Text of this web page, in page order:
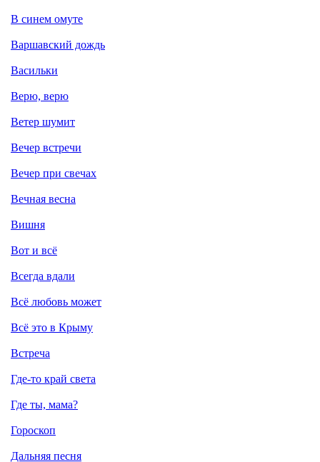
В синем омуте
Варшавский дождь
Васильки
Верю, верю
Ветер шумит
Вечер встречи
Вечер при свечах
Вечная весна
Вишня
Вот и всё
Всегда вдали
Всё любовь может
Всё это в Крыму
Встреча
Где-то край света
Где ты, мама?
Гороскоп
Дальняя песня